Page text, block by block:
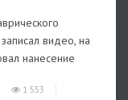
видео, на
нанесение
1 553